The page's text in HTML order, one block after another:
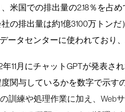
米国での排出量の2.18％を占
の排出量は約1億3100万トン
ータセンターに使われており
年11月にチャットGPTが発表さ
関与しているかを数字で示す
訓練や処理作業に加え、Web